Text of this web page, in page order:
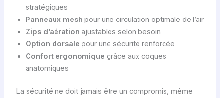
stratégiques
Panneaux mesh pour une circulation optimale de l’air
Zips d’aération ajustables selon besoin
Option dorsale pour une sécurité renforcée
Confort ergonomique grâce aux coques
anatomiques
La sécurité ne doit jamais être un compromis, même